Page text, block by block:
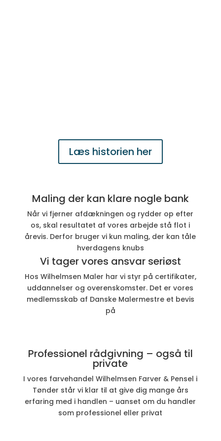
Læs historien her
Maling der kan klare nogle bank
Når vi fjerner afdækningen og rydder op efter
os, skal resultatet af vores arbejde stå flot i
årevis. Derfor bruger vi kun maling, der kan tåle
hverdagens knubs
Vi tager vores ansvar seriøst
Hos Wilhelmsen Maler har vi styr på certifikater,
uddannelser og overenskomster. Det er vores
medlemsskab af Danske Malermestre et bevis
på
Professionel rådgivning – også til
private
I vores farvehandel Wilhelmsen Farver & Pensel i
Tønder står vi klar til at give dig mange års
erfaring med i handlen – uanset om du handler
som professionel eller privat